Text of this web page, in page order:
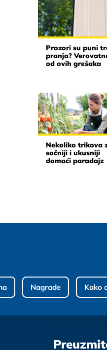
Prozori su puni
pranja?
od ovih grešaka
Nekoliko trikova
sočniji i ukusniji
domaći paradajz
Nagrade Kako